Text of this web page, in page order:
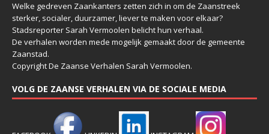
Welke gedreven Zaankanters zetten zich in om de Zaanstreek
sterker, socialer, duurzamer, liever te maken voor elkaar?
Stadsreporter Sarah Vermoolen belicht hun verhaal.
De verhalen worden mede mogelijk gemaakt door de gemeente
Zaanstad.
Copyright De Zaanse Verhalen Sarah Vermoolen.
VOLG DE ZAANSE VERHALEN VIA DE SOCIALE MEDIA